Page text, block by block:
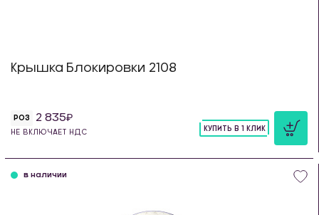
Крышка Блокировки 2108
РОЗ 2 835
НЕ ВКЛЮЧАЕТ НДС
КУПИТЬ В 1 КЛИК
в наличии